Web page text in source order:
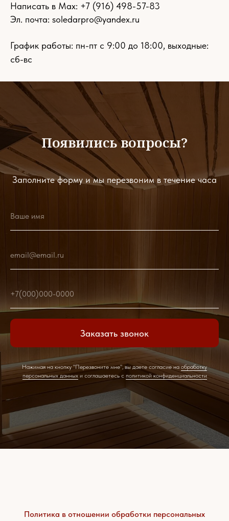
Написать в Max: +7 (916) 498-57-83
Эл. почта: soledarpro@yandex.ru
График работы: пн-пт с 9:00 до 18:00, выходные:
сб-вс
Появились вопросы?
Заполните форму и мы перезвоним в течение часа
Ваше имя
email@email.ru
+7(000)000-0000
Заказать звонок
Нажимая на кнопку "Перезвоните мне", вы даете согласие наобработку
персональных данныхи соглашаетесь c политикой конфиденциальности
Политика в отношении обработки персональных